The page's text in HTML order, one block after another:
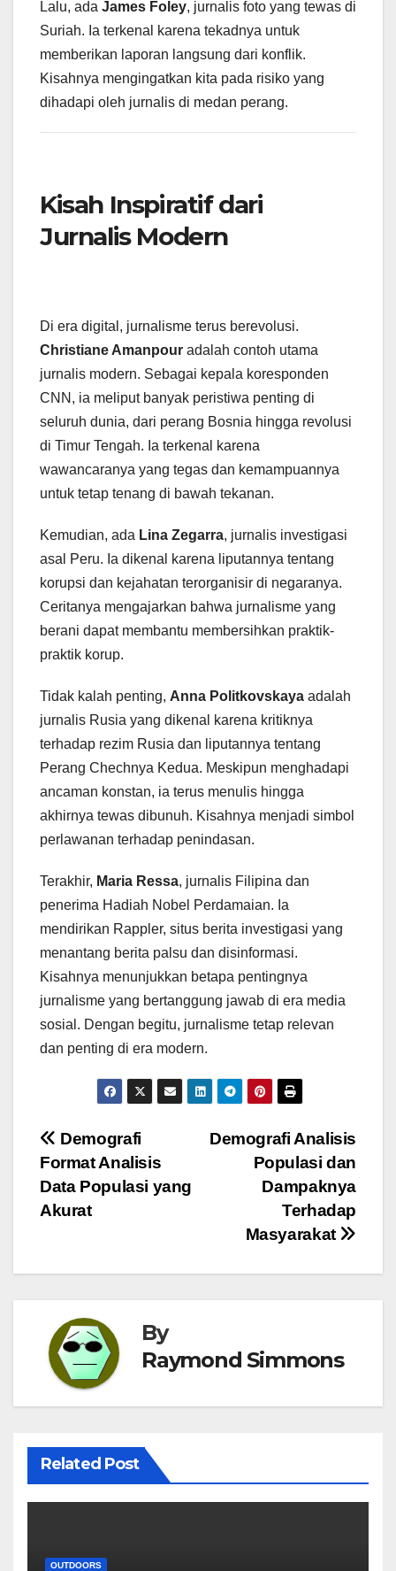
Lalu, ada James Foley, jurnalis foto yang tewas di
Suriah. Ia terkenal karena tekadnya untuk
memberikan laporan langsung dari konflik.
Kisahnya mengingatkan kita pada risiko yang
dihadapi oleh jurnalis di medan perang.
Kisah Inspiratif dari
Jurnalis Modern
Di era digital, jurnalisme terus berevolusi.
Christiane Amanpour adalah contoh utama
jurnalis modern. Sebagai kepala koresponden
CNN, ia meliput banyak peristiwa penting di
seluruh dunia, dari perang Bosnia hingga revolusi
di Timur Tengah. Ia terkenal karena
wawancaranya yang tegas dan kemampuannya
untuk tetap tenang di bawah tekanan.
Kemudian, ada Lina Zegarra, jurnalis investigasi
asal Peru. Ia dikenal karena liputannya tentang
korupsi dan kejahatan terorganisir di negaranya.
Ceritanya mengajarkan bahwa jurnalisme yang
berani dapat membantu membersihkan praktik-
praktik korup.
Tidak kalah penting, Anna Politkovskaya adalah
jurnalis Rusia yang dikenal karena kritiknya
terhadap rezim Rusia dan liputannya tentang
Perang Chechnya Kedua. Meskipun menghadapi
ancaman konstan, ia terus menulis hingga
akhirnya tewas dibunuh. Kisahnya menjadi simbol
perlawanan terhadap penindasan.
Terakhir, Maria Ressa, jurnalis Filipina dan
penerima Hadiah Nobel Perdamaian. Ia
mendirikan Rappler, situs berita investigasi yang
menantang berita palsu dan disinformasi.
Kisahnya menunjukkan betapa pentingnya
jurnalisme yang bertanggung jawab di era media
sosial. Dengan begitu, jurnalisme tetap relevan
dan penting di era modern.
Navigasi
pos
Demografi Analisis
Populasi dan
Dampaknya
Terhadap
Masyarakat
Demografi
Format Analisis
Data Populasi yang
Akurat
By
Raymond Simmons
Related Post
OUTDOORS